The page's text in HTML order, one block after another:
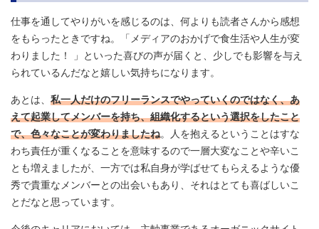
仕事を通してやりがいを感じるのは、何よりも読者さんから感想
をもらったときですね。「メディアのおかげで食生活や人生が変
わりました！ 」といった喜びの声が届くと、少しでも影響を与え
られているんだなと嬉しい気持ちになります。
あとは、 私一人だけのフリーランスでやっていくのではなく、あ
えて起業してメンバーを持ち、組織化するという選択をしたこと
で、色々なことが変わりましたね。人を抱えるということはすな
わち責任が重くなることを意味するので一層大変なことや辛いこ
とも増えましたが、一方では私自身が学ばせてもらえるような優
秀で貴重なメンバーとの出会いもあり、それはとても喜ばしいこ
とだなと思っています。